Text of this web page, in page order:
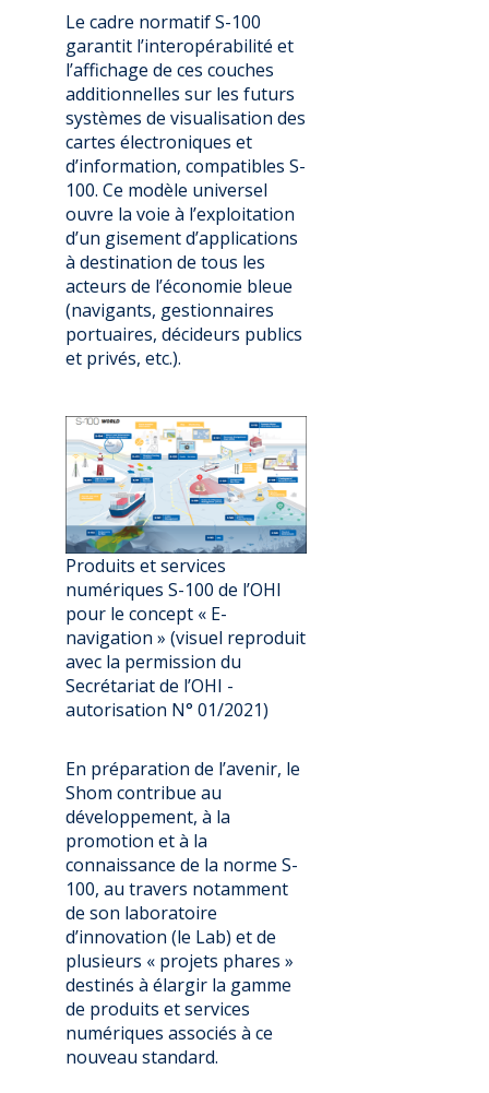
Le cadre normatif S-100
garantit l’interopérabilité et
l’affichage de ces couches
additionnelles sur les futurs
systèmes de visualisation des
cartes électroniques et
d’information, compatibles S-
100. Ce modèle universel
ouvre la voie à l’exploitation
d’un gisement d’applications
à destination de tous les
acteurs de l’économie bleue
(navigants, gestionnaires
portuaires, décideurs publics
et privés, etc.).
Produits et services
numériques S-100 de l’OHI
pour le concept « E-
navigation » (visuel reproduit
avec la permission du
Secrétariat de l’OHI -
autorisation N° 01/2021)
En préparation de l’avenir, le
Shom contribue au
développement, à la
promotion et à la
connaissance de la norme S-
100, au travers notamment
de son laboratoire
d’innovation (le Lab) et de
plusieurs « projets phares »
destinés à élargir la gamme
de produits et services
numériques associés à ce
nouveau standard.